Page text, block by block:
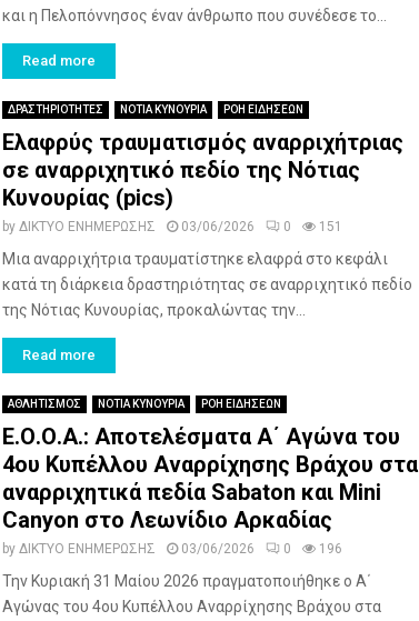
και η Πελοπόννησος έναν άνθρωπο που συνέδεσε το...
Read more
ΔΡΑΣΤΗΡΙΟΤΗΤΕΣ ΝΟΤΙΑ ΚΥΝΟΥΡΙΑ ΡΟΗ ΕΙΔΗΣΕΩΝ
Ελαφρύς τραυματισμός αναρριχήτριας
σε αναρριχητικό πεδίο της Νότιας
Κυνουρίας (pics)
by ΔΙΚΤΥΟ ΕΝΗΜΕΡΩΣΗΣ 03/06/2026 0 151
Μια αναρριχήτρια τραυματίστηκε ελαφρά στο κεφάλι
κατά τη διάρκεια δραστηριότητας σε αναρριχητικό πεδίο
της Νότιας Κυνουρίας, προκαλώντας την...
Read more
ΑΘΛΗΤΙΣΜΟΣ ΝΟΤΙΑ ΚΥΝΟΥΡΙΑ ΡΟΗ ΕΙΔΗΣΕΩΝ
Ε.Ο.Ο.Α.: Αποτελέσματα Α΄ Αγώνα του
4ου Κυπέλλου Αναρρίχησης Βράχου στα
αναρριχητικά πεδία Sabaton και Mini
Canyon στο Λεωνίδιο Αρκαδίας
by ΔΙΚΤΥΟ ΕΝΗΜΕΡΩΣΗΣ 03/06/2026 0 196
Την Κυριακή 31 Μαίου 2026 πραγματοποιήθηκε ο Α΄
Αγώνας του 4ου Κυπέλλου Αναρρίχησης Βράχου στα